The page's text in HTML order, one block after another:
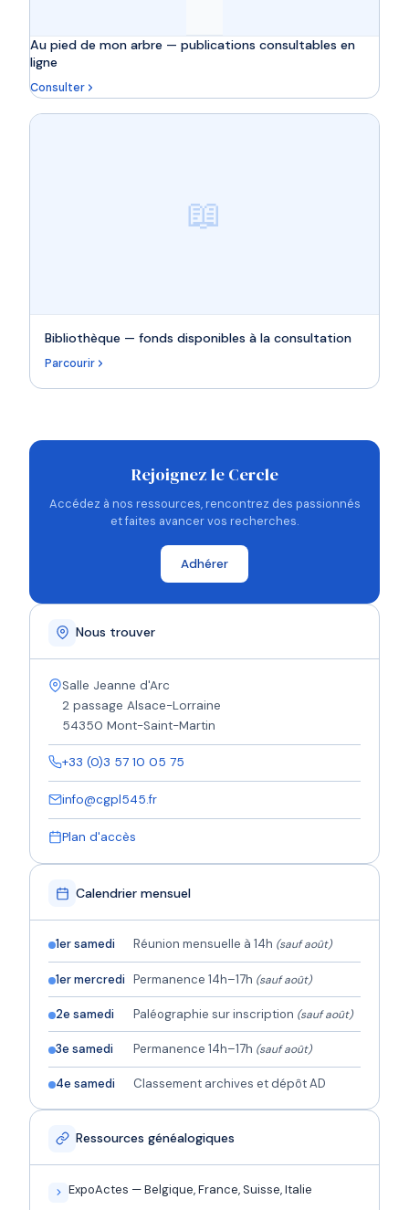
Au pied de mon arbre — publications consultables en
ligne
Consulter
📖
Bibliothèque — fonds disponibles à la consultation
Parcourir
Rejoignez le Cercle
Accédez à nos ressources, rencontrez des passionnés
et faites avancer vos recherches.
Adhérer
Nous trouver
Salle Jeanne d'Arc
2 passage Alsace-Lorraine
54350 Mont-Saint-Martin
+33 (0)3 57 10 05 75
info@cgpl545.fr
Plan d'accès
Calendrier mensuel
1er samedi Réunion mensuelle à 14h (sauf août)
1er mercredi Permanence 14h–17h (sauf août)
2e samedi Paléographie sur inscription (sauf août)
3e samedi Permanence 14h–17h (sauf août)
4e samedi Classement archives et dépôt AD
Ressources généalogiques
ExpoActes — Belgique, France, Suisse, Italie